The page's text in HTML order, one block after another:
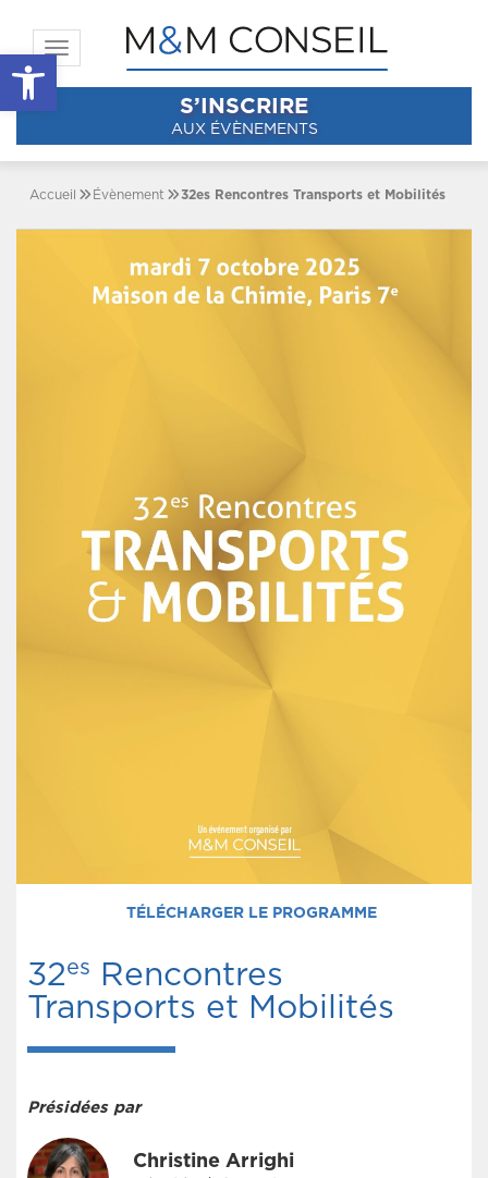
Ouvrir la barre d’outils
Toggle navigation
S’INSCRIRE
AUX ÉVÈNEMENTS
Accueil Évènement 32es Rencontres Transports et Mobilités
TÉLÉCHARGER LE PROGRAMME
32es
Rencontres
Transports et Mobilités
Présidées par
Christine Arrighi